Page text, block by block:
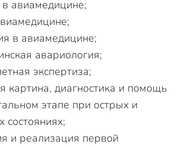
в авиамедицине;
в авиамедицине;
авариология;
экспертиза;
картина, диагностика и помощь
этапе при острых и
состояниях;
и реализация первой